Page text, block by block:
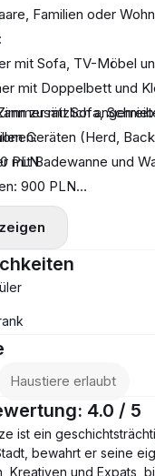
Familien oder
mit Sofa, TV-Möbel
mit Doppelbett und
mit Sofa,
Geräten (Herd,
mit Badewanne und
zusätzlich
PLN
900 PLN
Heizung: ca. 500 PLN
PLN
Haustiere erlaubt
4.0 / 5
ist ein
bewahrt er seine
Kreativen und Expats,